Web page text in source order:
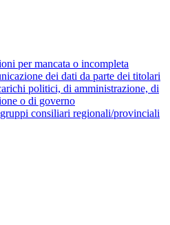
per mancata o incompleta
dei dati da parte dei titolari
politici, di amministrazione, di
o di governo
consiliari regionali/provinciali